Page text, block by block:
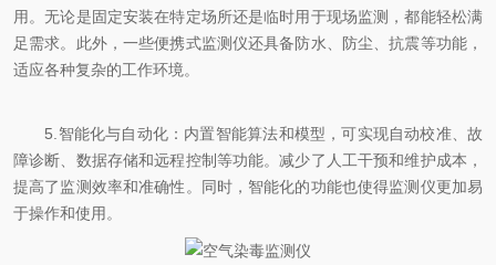
用。无论是固定安装在特定场所还是临时用于现场监测，都能轻松满
足需求。此外，一些便携式监测仪还具备防水、防尘、抗震等功能，
适应各种复杂的工作环境。
5.智能化与自动化：内置智能算法和模型，可实现自动校准、故
障诊断、数据存储和远程控制等功能。减少了人工干预和维护成本，
提高了监测效率和准确性。同时，智能化的功能也使得监测仪更加易
于操作和使用。